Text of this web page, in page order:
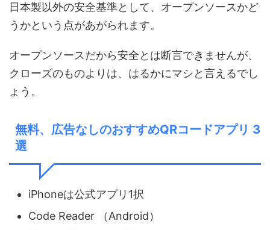
日本製以外の安全基準として、オープンソースかど
うかという点があがられます。
オープンソースだから安全とは断言できませんが、
クローズのものよりは、はるかにマシと言えるでし
ょう。
無料、広告なしのおすすめQRコードアプリ 3
選
iPhoneは公式アプリ1択
Code Reader （Android）